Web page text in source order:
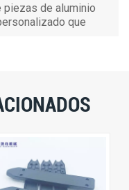
piezas de aluminio
que